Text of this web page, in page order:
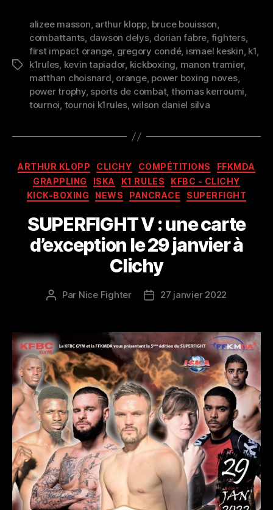
Étiquettes
alizee masson, arthur klopp, bruce bouisson,
combattants, dawson delys, dorian fabre, fighters,
first impact orange, gregory condé, ismael keskin, k1,
k1rules, kevin tapiador, kickboxing, manon tramier,
matthan choisnard, orange, power boxing noves,
power trophy, sports de combat, thomas kerroumi,
tournoi, tournoi k1rules,wilson daniel silva
Catégories
ARTHUR KLOPP CLICHY COMPÉTITIONS
FFKMDA
GRAPPLING
ISKA K1 RULES
KFBC - CLICHY
KICK-BOXING
NEWS PANCRACE SUPERFIGHT
SUPERFIGHT V : une carte
d’exception le 29 janvier à
Clichy
Auteur
Par Nice Fighter
Date27 janvier 2022